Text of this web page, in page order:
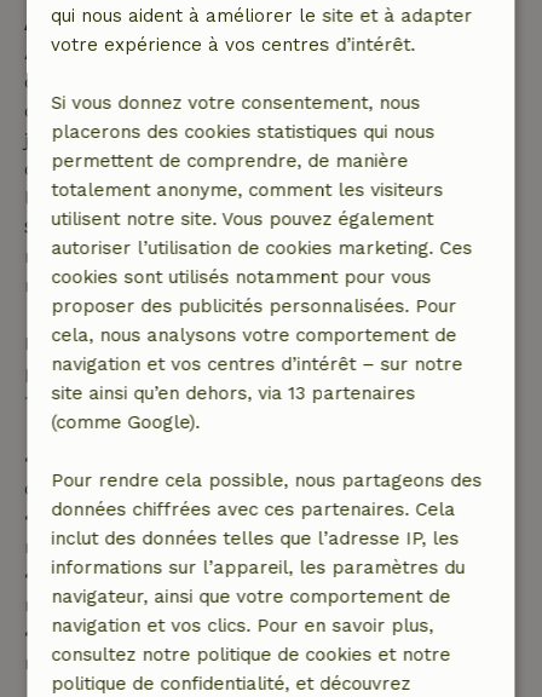
Annulation gratuite dans les 7 jours
Annulation gratuite dans les 7 jours suivant la
confirmation de ta réservation, à condition que la
demande de réservation ait été effectuée plus de 28
jours avant la date de début. Pour les réservations
dont la date de début est dans les 28 jours,
l'annulation gratuite s'applique dans les 24 heures.
Si tu annules dans le délai indiqué, tu as droit à un
remboursement intégral du montant de la
réservation.
Passé ce délai, tu recevras un remboursement
partiel du coût du séjour et un remboursement à
100 % de l'acompte :
• Jusqu'à 42 jours avant l'arrivée : remboursement
de 70 %
• Entre 42 et 28 jours avant l'arrivée :
remboursement de 40 %
• De 28 jours avant l'arrivée jusqu'au jour même :
remboursement de 10 %
• Le jour de l'arrivée ou après : aucun
remboursement
qui nous aident à améliorer le site et à adapter
votre expérience à vos centres d’intérêt.
Si vous donnez votre consentement, nous
placerons des cookies statistiques qui nous
permettent de comprendre, de manière
totalement anonyme, comment les visiteurs
utilisent notre site. Vous pouvez également
autoriser l’utilisation de cookies marketing. Ces
cookies sont utilisés notamment pour vous
proposer des publicités personnalisées. Pour
cela, nous analysons votre comportement de
navigation et vos centres d’intérêt – sur notre
site ainsi qu’en dehors, via 13 partenaires
(comme Google).
Pour rendre cela possible, nous partageons des
données chiffrées avec ces partenaires. Cela
inclut des données telles que l’adresse IP, les
informations sur l’appareil, les paramètres du
navigateur, ainsi que votre comportement de
navigation et vos clics. Pour en savoir plus,
consultez notre politique de cookies et notre
politique de confidentialité, et découvrez